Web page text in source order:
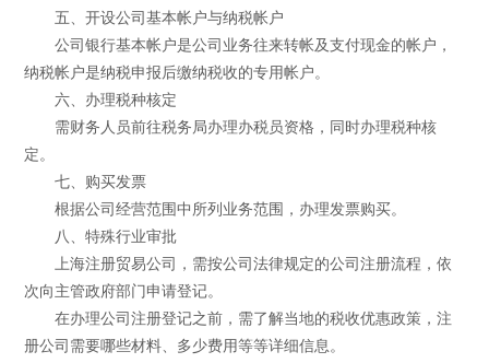
五、开设公司基本帐户与纳税帐户
公司银行基本帐户是公司业务往来转帐及支付现金的帐户，
纳税帐户是纳税申报后缴纳税收的专用帐户。
六、办理税种核定
需财务人员前往税务局办理办税员资格，同时办理税种核
定。
七、购买发票
根据公司经营范围中所列业务范围，办理发票购买。
八、特殊行业审批
上海注册贸易公司，需按公司法律规定的公司注册流程，依
次向主管政府部门申请登记。
在办理公司注册登记之前，需了解当地的税收优惠政策，注
册公司需要哪些材料、多少费用等等详细信息。